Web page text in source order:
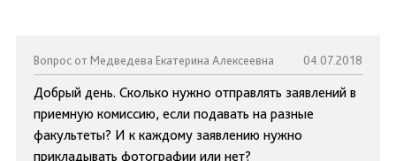
Вопрос от Медведева Екатерина Алексеевна 04.07.2018
Добрый день. Сколько нужно отправлять заявлений в
приемную комиссию, если подавать на разные
факультеты? И к каждому заявлению нужно
прикладывать фотографии или нет?